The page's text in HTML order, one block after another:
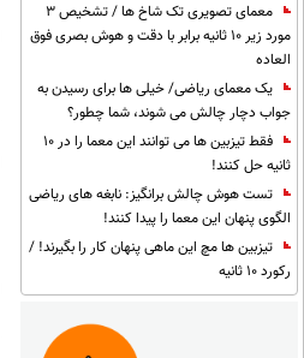
معمای تصویری تک شاخ ها / تشخیص 3
مورد زیر 10 ثانیه برابر با دقت و هوش بصری فوق
العاده
یک معمای ریاضی/ خیلی ها برای رسیدن به
جواب دچار چالش می شوند، شما چطور؟
فقط تیزبین ها می توانند این معما را در 10
ثانیه حل کنند!
تست هوش چالش برانگیز: نابغه های ریاضی
الگوی پنهان این معما را پیدا کنند!
تیزبین ها مچ این ماهی پنهان کار را بگیرند! /
رکورد 10 ثانیه